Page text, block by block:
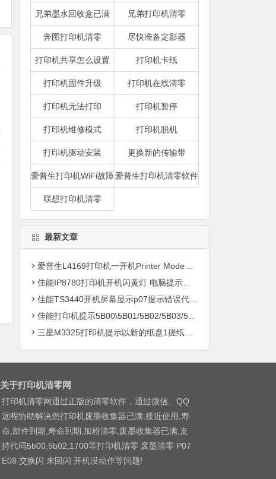
兄弟墨水回收盒已满 兄弟打印机清零
奔图打印机清零 尽快准备定影器
打印机共享怎么设置 打印机卡纸
打印机固件升级 打印机在线清零
打印机无法打印 打印机暂停
打印机维修模式 打印机脱机
打印机驱动安装 更换新的传输带
爱普生打印机WiFi故障爱普生打印机清零软件
联想打印机清零
最新文章
爱普生L4169打印机一开机Printer Mode故障主板维修
佳能IP8780打印机开机闪黄灯 电脑提示错误5B00快速解决方案清零
佳能TS3440开机屏幕显示p07提示错误代码5B00快速解决方案 清零
佳能打印机提示5B00\5B01/5B02/5B03/5B04/5B11/5B12/5B13/5B14/1700/1702/1703/1704
三星M3325打印机提示以新的纸盘1搓纸轮进行更换
关于打印机清零网
打印机清零网通过正版的清零软件，通过微信、QQ
远程协助解决您打印机废墨收集器已满,接近使用,寿
命,部件到期,寿命到期,加粉清零,废墨收集器已满,支
持代码5b00,5b02,1700等打印机清零 废墨清零 P07
E08 交换闪 来回闪 开机没动作等问题!